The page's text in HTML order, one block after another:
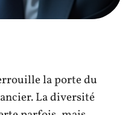
la porte du
La diversité